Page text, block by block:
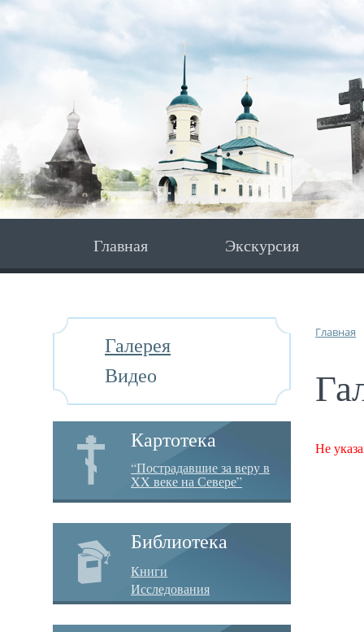
Главная Экскурсия
Галерея
Видео
Картотека
“Пострадавшие за веру в
XX веке на Севере”
Библиотека
Книги
Исследования
Главная
Не